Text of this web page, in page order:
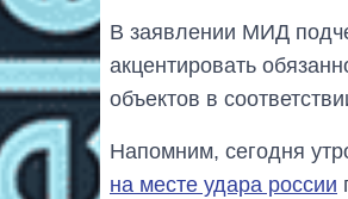
В заявлении МИД
акцентировать
объектов в
Напомним, сегодня
на месте удара россии